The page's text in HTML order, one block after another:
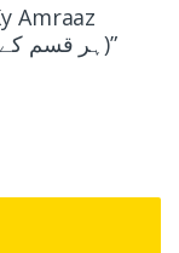
Amraaz
Gurdah Ka Ilaj (ہر قسم کے امراض گردہ کا علاج)”